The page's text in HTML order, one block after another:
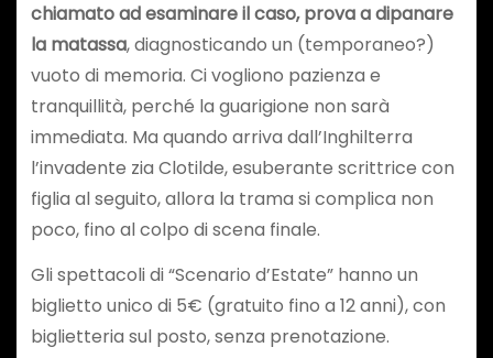
chiamato ad esaminare il caso, prova a dipanare
la matassa, diagnosticando un (temporaneo?)
vuoto di memoria. Ci vogliono pazienza e
tranquillità, perché la guarigione non sarà
immediata. Ma quando arriva dall’Inghilterra
l’invadente zia Clotilde, esuberante scrittrice con
figlia al seguito, allora la trama si complica non
poco, fino al colpo di scena finale.
Gli spettacoli di “Scenario d’Estate” hanno un
biglietto unico di 5€ (gratuito fino a 12 anni), con
biglietteria sul posto, senza prenotazione.